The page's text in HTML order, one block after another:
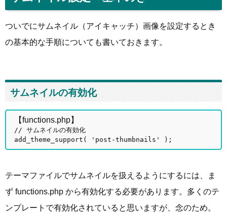
ついでにサムネイル（アイキャッチ）画像を設定するとき
の基本的な手順についても書いておきます。
サムネイルの有効化
【functions.php】
// サムネイルの有効化
add_theme_support( 'post-thumbnails' );
テーマファイルでサムネイルを扱えるようにするには、ま
ず functions.php から有効化する必要があります。多くのテ
ンプレートで有効化されていると思いますが、念のため。